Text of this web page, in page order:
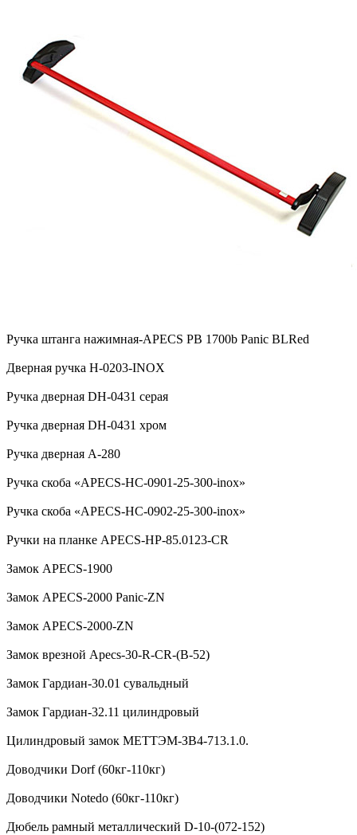
Ручка штанга нажимная-APECS PB 1700b Panic BLRed
Дверная ручка H-0203-INOX
Ручка дверная DH-0431 серая
Ручка дверная DH-0431 хром
Ручка дверная А-280
Ручка скоба «APECS-HC-0901-25-300-inox»
Ручка скоба «APECS-HC-0902-25-300-inox»
Ручки на планке APECS-HP-85.0123-CR
Замок APECS-1900
Замок APECS-2000 Panic-ZN
Замок APECS-2000-ZN
Замок врезной Apecs-30-R-CR-(B-52)
Замок Гардиан-30.01 сувальдный
Замок Гардиан-32.11 цилиндровый
Цилиндровый замок МЕТТЭМ-ЗВ4-713.1.0.
Доводчики Dorf (60кг-110кг)
Доводчики Notedo (60кг-110кг)
Дюбель рамный металлический D-10-(072-152)